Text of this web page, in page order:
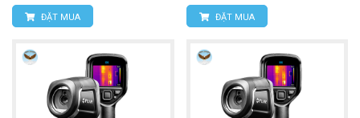
Kiểm tra hệ thống điện, trạm biến áp và tủ điện.
Bảo trì dây chuyền sản xuất và nhà máy công
nghiệp.
Giám sát động cơ, máy bơm, vòng bi và hệ thống
ĐẶT MUA ĐẶT MUA